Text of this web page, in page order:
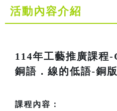
活動內容介紹
114年工藝推廣課程
銅語．線的低語-銅
課程內容：